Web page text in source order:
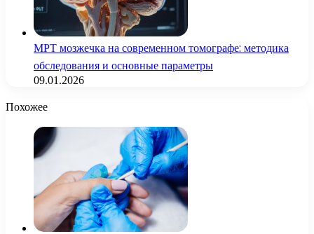
МРТ мозжечка на современном томографе: методика
обследования и основные параметры
09.01.2026
Похожее